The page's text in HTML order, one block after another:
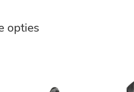
opties